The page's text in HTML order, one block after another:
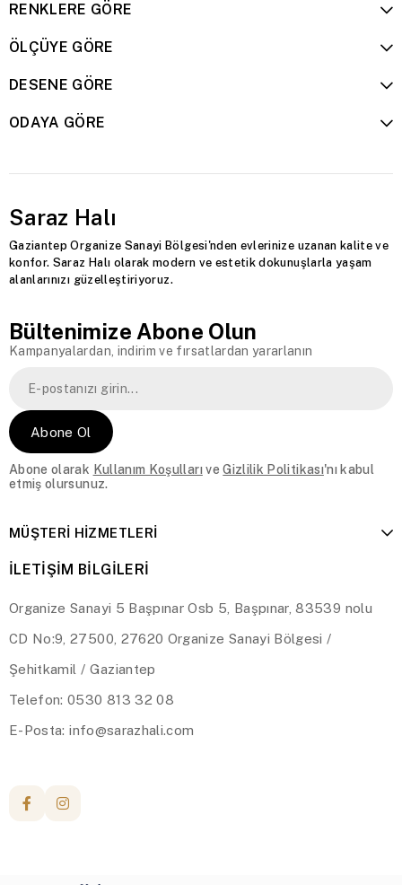
RENKLERE GÖRE
ÖLÇÜYE GÖRE
DESENE GÖRE
ODAYA GÖRE
Saraz Halı
Gaziantep Organize Sanayi Bölgesi'nden evlerinize uzanan kalite ve
konfor. Saraz Halı olarak modern ve estetik dokunuşlarla yaşam
alanlarınızı güzelleştiriyoruz.
Bültenimize Abone Olun
Kampanyalardan, indirim ve fırsatlardan yararlanın
Abone Ol
Abone olarak Kullanım KoşullarıveGizlilik Politikası'nı kabul
etmiş olursunuz.
MÜŞTERİ HİZMETLERİ
İLETİŞİM BİLGİLERİ
Organize Sanayi 5 Başpınar Osb 5, Başpınar, 83539 nolu
CD No:9, 27500, 27620 Organize Sanayi Bölgesi /
Şehitkamil / Gaziantep
Telefon: 0530 813 32 08
E-Posta:info@sarazhali.com